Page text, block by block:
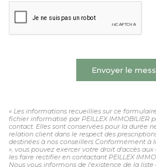
Envoyer le
« Les informations recueillies sur ce
fichier informatisé par PEILLEX IMMOBILIER
contact. Elles sont conservées pour la durée
relation client dans le respect des
destinées à nos conseillers Conformément à
», vous pouvez exercer votre droit d'accès
les faire rectifier en contactant PEILLEX
Nous vous informons de l'existence de la